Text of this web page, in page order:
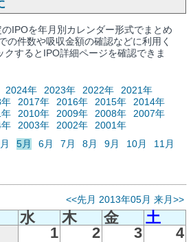
IPOを年月別カレンダー形式でまとめ
の件数や吸収金額の確認などに利用く
クするとIPO詳細ページを確認できま
2024年 2023年 2022年
2021年
2017年 2016年 2015年
2014年
2010年 2009年 2008年
2007年
2003年 2002年
2001年
5月 6月 7月 8月 9月 10月
11月
<<先月 2013年05月 来月>>
水 木 金
土
1
2 3
4